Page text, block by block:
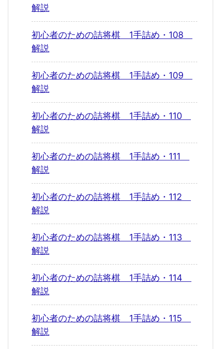
解説
初心者のための詰将棋 1手詰め・108
解説
初心者のための詰将棋 1手詰め・109
解説
初心者のための詰将棋 1手詰め・110
解説
初心者のための詰将棋 1手詰め・111
解説
初心者のための詰将棋 1手詰め・112
解説
初心者のための詰将棋 1手詰め・113
解説
初心者のための詰将棋 1手詰め・114
解説
初心者のための詰将棋 1手詰め・115
解説